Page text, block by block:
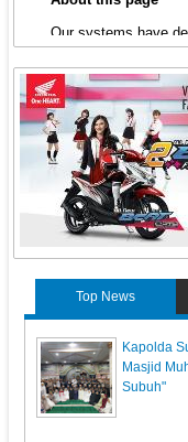
Top News
Kapolda
Masjid
Subuh"